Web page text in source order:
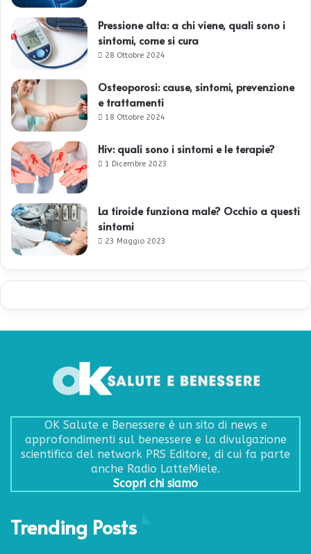
Pressione alta: a chi viene, quali sono i
sintomi, come si cura
28 Ottobre 2024
Osteoporosi: cause, sintomi, prevenzione
e trattamenti
18 Ottobre 2024
Hiv: quali sono i sintomi e le terapie?
1 Dicembre 2023
La tiroide funziona male? Occhio a questi
sintomi
23 Maggio 2023
OK Salute e Benessere è un sito di news e
approfondimenti sul benessere e la divulgazione
scientifica del network PRS Editore, di cui fa parte
anche Radio LatteMiele.
Scopri chi siamo
Trending Posts